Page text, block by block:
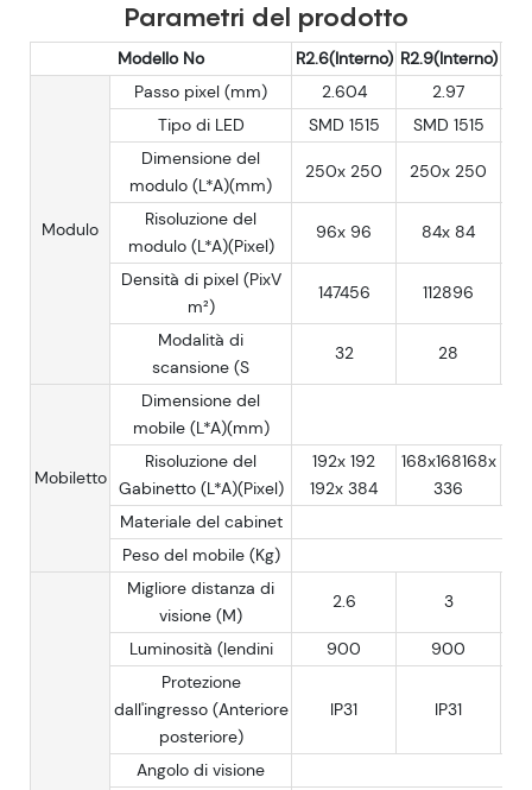
Parametri del prodotto
Modello No R2.6(Interno) R2.9(Interno)
Modulo
Passo pixel (mm) 2.604
2.97
Tipo di LED
SMD 1515 SMD 1515
Dimensione del
modulo (L*A)(mm)
250x 250 250x 250
Risoluzione del
modulo (L*A)(Pixel)
96x 96 84x 84
Densità di pixel (PixV
m²)
147456 112896
Modalità di
scansione (S
32 28
Mobiletto
Dimensione del
mobile (L*A)(mm)
Risoluzione del
Gabinetto (L*A)(Pixel)
192x 192
192x 384
168x168168x
336
Materiale del cabinet
Peso del mobile (Kg)
Migliore distanza di
visione (M)
2.6 3
Luminosità (lendini 900
900
Protezione
dall'ingresso (Anteriore
posteriore)
IP31 IP31
Angolo di visione